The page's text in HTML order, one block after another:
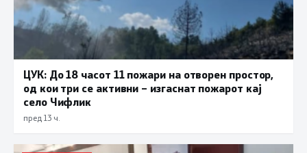
ЦУК: До 18 часот 11 пожари на отворен простор,
од кои три се активни – изгаснат пожарот кај
село Чифлик
пред 13 ч.